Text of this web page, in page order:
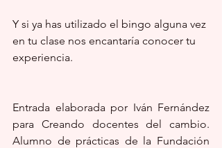
Y si ya has utilizado el bingo alguna vez
en tu clase nos encantaría conocer tu
experiencia.
Entrada elaborada por Iván Fernández
para Creando docentes del cambio.
Alumno de prácticas de la Fundación